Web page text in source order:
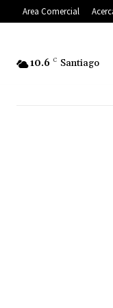
Area Comercial
10.6 C Santiago